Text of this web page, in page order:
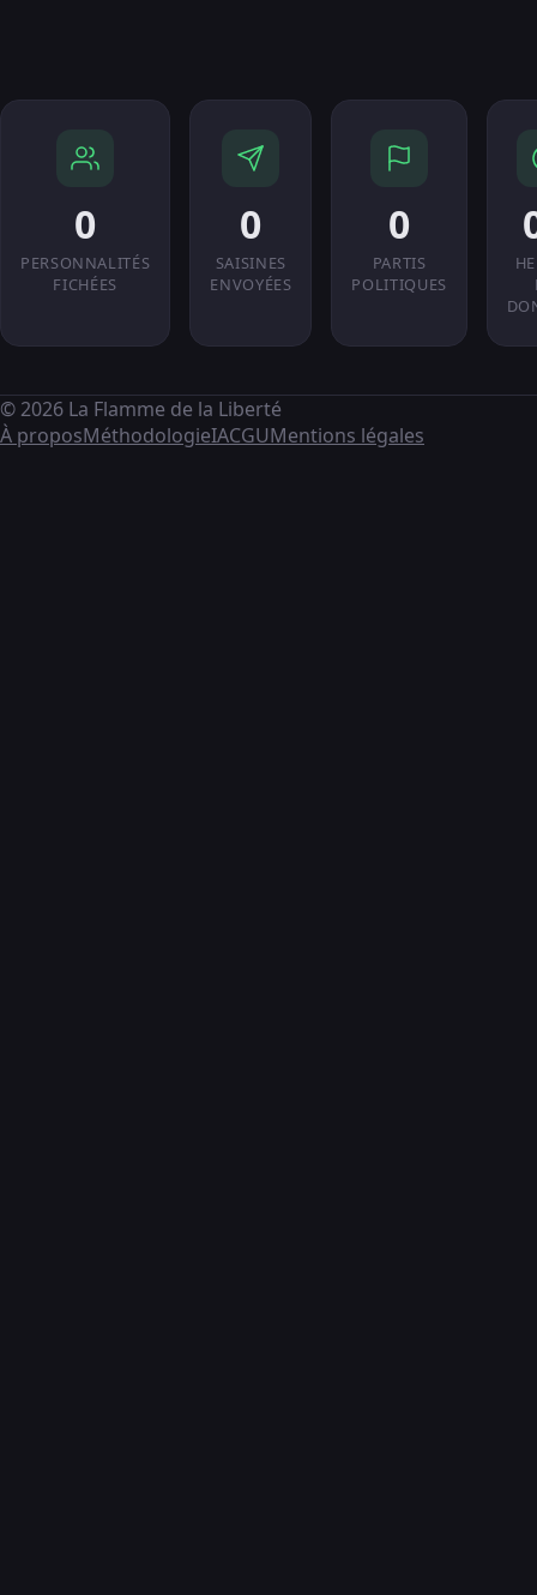
0
PERSONNALITÉS
FICHÉES
0
SAISINES
ENVOYÉES
0
PARTIS
POLITIQUES
© 2026 La Flamme de la Liberté
À proposMéthodologieIACGUMentions légales